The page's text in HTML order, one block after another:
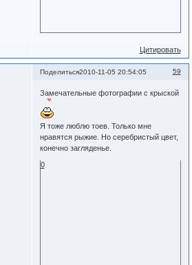
Цитировать
Поделиться 59
2010-11-05 20:54:05
Замечательные фотографии с крыской
Я тоже люблю тоев. Только мне
нравятся рыжие. Но серебристый цвет,
конечно загляденье.
0